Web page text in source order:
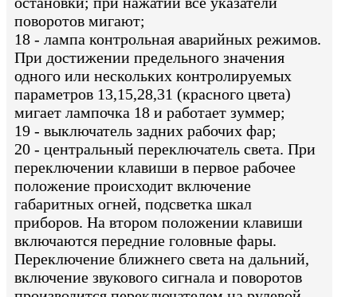
поворотов мигают;
18 - лампа контрольная аварийных режимов.
При достижении предельного значения
одного или нескольких контролируемых
параметров 13,15,28,31 (красного цвета)
мигает лампочка 18 и работает зуммер;
19 - выключатель задних рабочих фар;
20 - центральный переключатель света. При
переключении клавиши в первое рабочее
положение происходит включение
габаритных огней, подсветка шкал
приборов. На втором положении клавиши
включаются передние головные фары.
Переключение ближнего света на дальний,
включение звукового сигнала и поворотов